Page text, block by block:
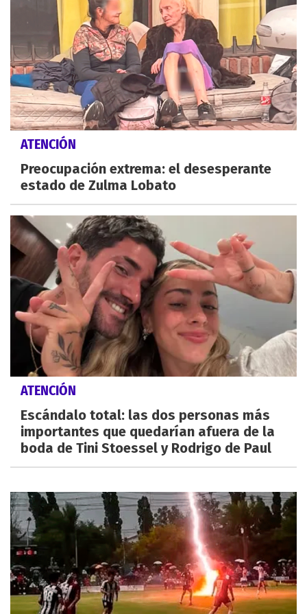
ATENCIÓN
Preocupación extrema: el desesperante
estado de Zulma Lobato
ATENCIÓN
Escándalo total: las dos personas más
importantes que quedarían afuera de la
boda de Tini Stoessel y Rodrigo de Paul